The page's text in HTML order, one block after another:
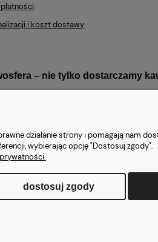
i koszt dostawy
– nie tylko dostarczamy
ekspresów, kawy i części
realizacja
działanie strony i pomagają nam
wybierając opcję "Dostosuj zgody".
dostosuj zgody